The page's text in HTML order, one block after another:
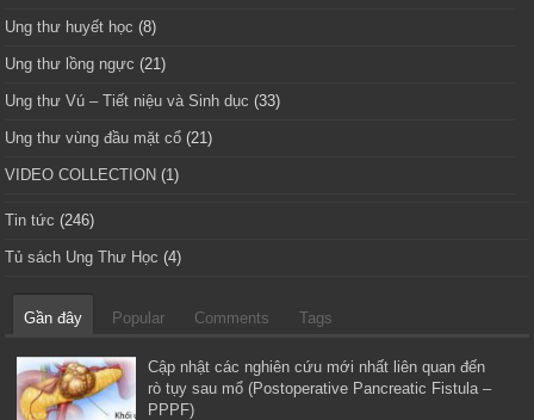
Ung thư huyết học (8)
Ung thư lồng ngực (21)
Ung thư Vú – Tiết niệu và Sinh dục (33)
Ung thư vùng đầu mặt cổ (21)
VIDEO COLLECTION (1)
Tin tức (246)
Tủ sách Ung Thư Học (4)
Gần đây Popular Comments Tags
Cập nhật các nghiên cứu mới nhất liên quan đến
rò tụy sau mổ (Postoperative Pancreatic Fistula –
PPPF)